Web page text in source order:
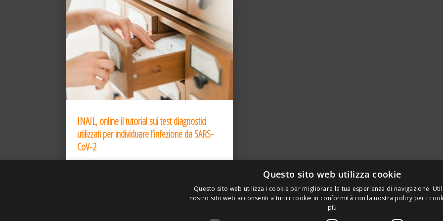
INAIL, online il tutorial sui test diagnostici
utilizzati per individuare l’infezione da SARS-
CoV-2
31 Dic 2020
Questo sito web utilizza cookie
Questo sito web utilizza i cookie per migliorare la tua esperienza di navigazione.
nostro sito web acconsenti a tutti i cookie in conformità con la nostra policy per i
più